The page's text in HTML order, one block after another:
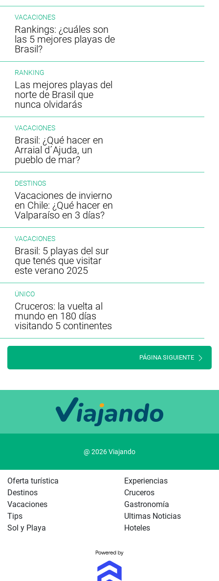
VACACIONES
Rankings: ¿cuáles son
las 5 mejores playas de
Brasil?
RANKING
Las mejores playas del
norte de Brasil que
nunca olvidarás
VACACIONES
Brasil: ¿Qué hacer en
Arraial d´Ajuda, un
pueblo de mar?
DESTINOS
Vacaciones de invierno
en Chile: ¿Qué hacer en
Valparaíso en 3 días?
VACACIONES
Brasil: 5 playas del sur
que tenés que visitar
este verano 2025
ÚNICO
Cruceros: la vuelta al
mundo en 180 días
visitando 5 continentes
PÁGINA SIGUIENTE
@ 2026 Viajando
Oferta turística
Destinos
Vacaciones
Tips
Sol y Playa
Experiencias
Cruceros
Gastronomía
Ultimas Noticias
Hoteles